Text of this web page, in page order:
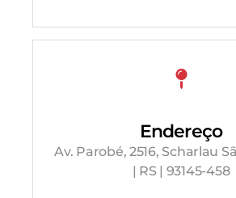
Endereço
Av. Parobé, 2516, Scharlau
| RS | 93145-458